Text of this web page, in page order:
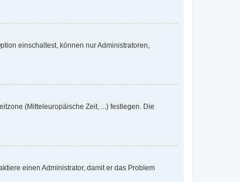
einschaltest, können nur Administratoren,
(Mitteleuropäische Zeit, ...) festlegen. Die
einen Administrator, damit er das Problem